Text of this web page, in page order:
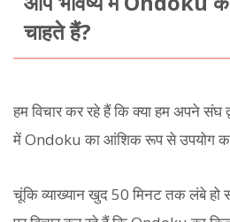
चाहते हैं?
हम विचार कर रहे हैं कि क्या हम अपने संघ
में Ondoku का आंशिक रूप से उपयोग
चूंकि व्याख्यान खुद 50 मिनट तक लंबे